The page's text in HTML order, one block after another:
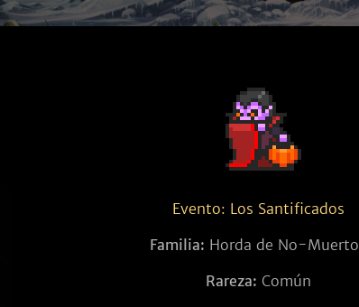
Evento: Los Santificados
Familia: Horda de No-
Rareza: Común